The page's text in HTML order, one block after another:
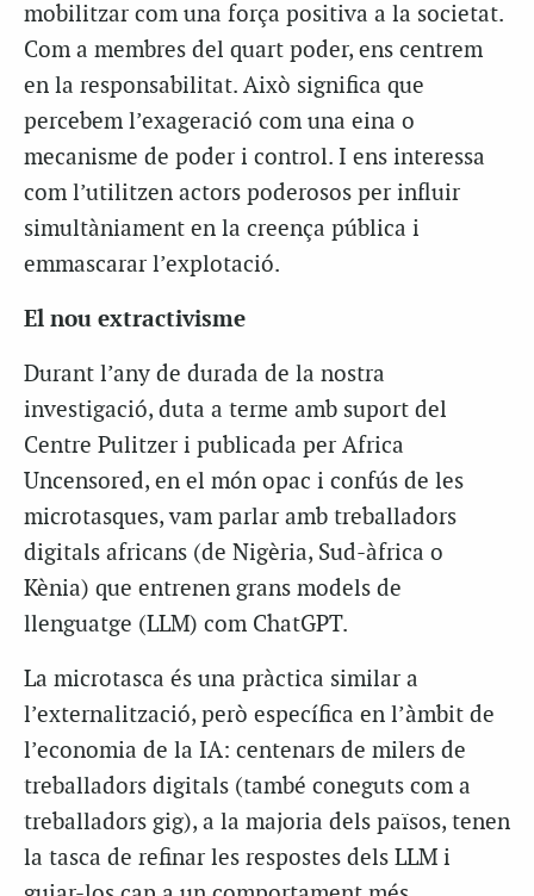
mobilitzar com una força positiva a la societat.
Com a membres del quart poder, ens centrem
en la responsabilitat. Això significa que
percebem l’exageració com una eina o
mecanisme de poder i control. I ens interessa
com l’utilitzen actors poderosos per influir
simultàniament en la creença pública i
emmascarar l’explotació.
El nou extractivisme
Durant l’any de durada de la nostra
investigació, duta a terme amb suport del
Centre Pulitzer i publicada per Africa
Uncensored, en el món opac i confús de les
microtasques, vam parlar amb treballadors
digitals africans (de Nigèria, Sud-àfrica o
Kènia) que entrenen grans models de
llenguatge (LLM) com ChatGPT.
La microtasca és una pràctica similar a
l’externalització, però específica en l’àmbit de
l’economia de la IA: centenars de milers de
treballadors digitals (també coneguts com a
treballadors gig), a la majoria dels països, tenen
la tasca de refinar les respostes dels LLM i